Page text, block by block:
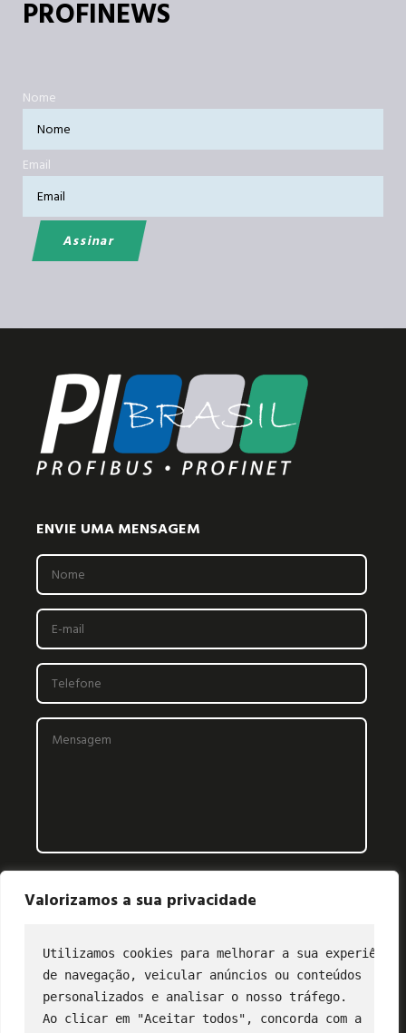
Valorizamos a sua privacidade
Utilizamos cookies para melhorar a sua experiência
de navegação, veicular anúncios ou conteúdos
personalizados e analisar o nosso tráfego.
Ao clicar em "Aceitar todos", concorda com a
PROFINEWS
Nome
Email
ENVIE UMA MENSAGEM
CONTATO
(11) 2849-3202